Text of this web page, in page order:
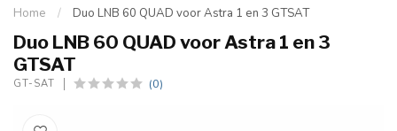
Home / Duo LNB 60 QUAD voor Astra 1 en 3 GTSAT
Duo LNB 60 QUAD voor Astra 1 en 3
GTSAT
GT-SAT (0)